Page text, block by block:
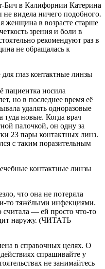
Бич в Калифорнии Катерина
не видела ничего подобного.
женщина в возрасте старше
зрения и боли в
рекомендуют раз в
не обращалась к
глаз контактные линзы
пациентка носила
но в последнее время её
удалять одноразовые
туда новые. Когда врач
палочкой, он одну за
23 пары контактных линз.
с таким поразительным
контактные линзы
что она не потеряла
то тяжёлыми инфекциями.
считала — ей просто что-то
наружу. (ЧИТАТЬ
в справочных целях. О
спрашивайте у
не занимайтесь